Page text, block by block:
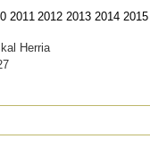
Herria
2011 2012 2013 2014 2015